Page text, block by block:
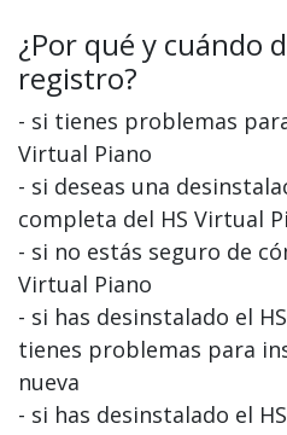
¿Por qué y cuándo
registro?
- si tienes problemas
Virtual Piano
- si deseas una
completa del HS Virtual
- si no estás seguro de
Virtual Piano
- si has desinstalado el
tienes problemas para
nueva
- si has desinstalado el